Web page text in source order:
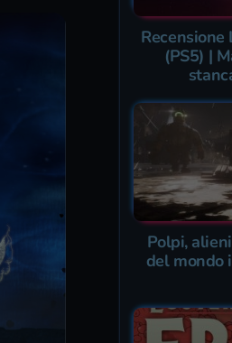
Recensione
(PS5) |
Polpi,
del mondo